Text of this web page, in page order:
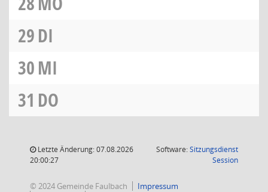
29DI
30MI
31 DO
Letzte Änderung: 07.08.2026
20:00:27
Software:Sitzungsdienst
Session(Wird in
© 2024 Gemeinde Faulbach
Impressum